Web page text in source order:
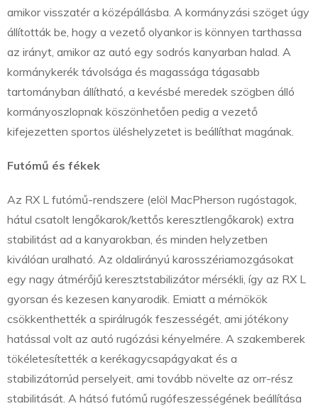
amikor visszatér a középállásba. A kormányzási szöget úgy
állították be, hogy a vezető olyankor is könnyen tarthassa
az irányt, amikor az autó egy sodrós kanyarban halad. A
kormánykerék távolsága és magassága tágasabb
tartományban állítható, a kevésbé meredek szögben álló
kormányoszlopnak köszönhetően pedig a vezető
kifejezetten sportos üléshelyzetet is beállíthat magának.
Futómű és fékek
Az RX L futómű-rendszere (elöl MacPherson rugóstagok,
hátul csatolt lengőkarok/kettős keresztlengőkarok) extra
stabilitást ad a kanyarokban, és minden helyzetben
kiválóan uralható. Az oldalirányú karosszériamozgásokat
egy nagy átmérőjű keresztstabilizátor mérsékli, így az RX L
gyorsan és kezesen kanyarodik. Emiatt a mérnökök
csökkenthették a spirálrugók feszességét, ami jótékony
hatással volt az autó rugózási kényelmére. A szakemberek
tökéletesítették a kerékagycsapágyakat és a
stabilizátorrúd perselyeit, ami tovább növelte az orr-rész
stabilitását. A hátsó futómű rugófeszességének beállítása